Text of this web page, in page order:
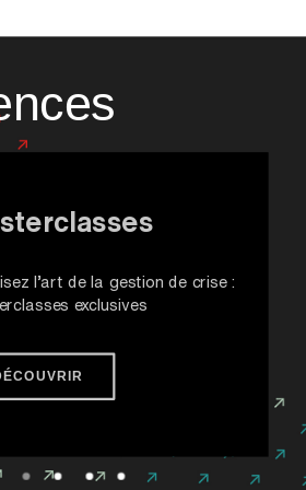
la gestion de crise :